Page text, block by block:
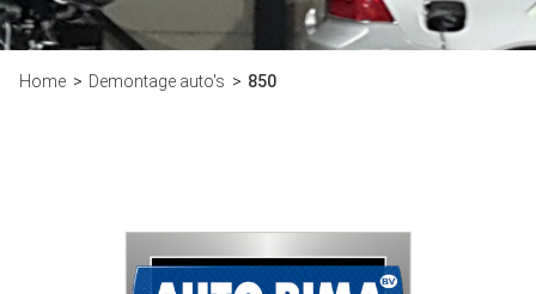
Home Demontage auto's 850